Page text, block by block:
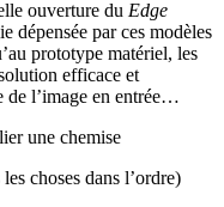
ouverture du Edge
dépensée par ces modèles
prototype matériel, les
efficace et
de l’image en entrée…
une chemise
choses dans l’ordre)